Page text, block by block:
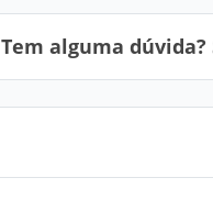
Tem alguma